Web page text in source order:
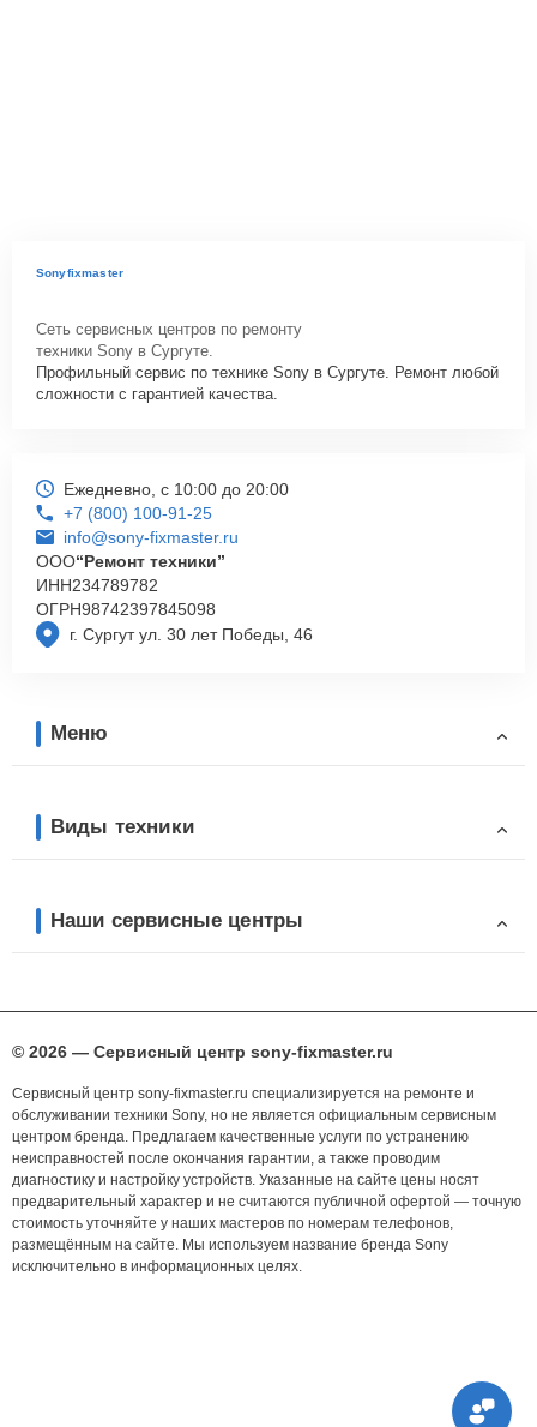
Sonyfixmaster
Сеть сервисных центров по ремонту
техники Sony в Сургуте.
Профильный сервис по технике Sony в Сургуте. Ремонт любой
сложности с гарантией качества.
г. Сургут ул. 30 лет Победы, 46
Ежедневно, с 10:00 до 20:00
+7 (800) 100-91-25
info@sony-fixmaster.ru
ООО“Ремонт техники”
ИНН234789782
ОГРН98742397845098
Меню
Виды техники
Наши сервисные центры
© 2026 — Сервисный центр sony-fixmaster.ru
Сервисный центр sony-fixmaster.ru специализируется на ремонте и
обслуживании техники Sony, но не является официальным сервисным
центром бренда. Предлагаем качественные услуги по устранению
неисправностей после окончания гарантии, а также проводим
диагностику и настройку устройств. Указанные на сайте цены носят
предварительный характер и не считаются публичной офертой — точную
стоимость уточняйте у наших мастеров по номерам телефонов,
размещённым на сайте. Мы используем название бренда Sony
исключительно в информационных целях.